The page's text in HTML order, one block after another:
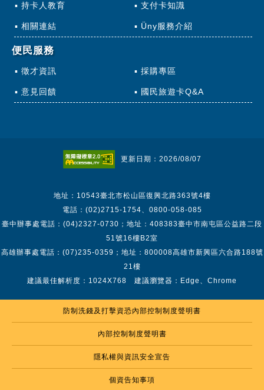
持卡人教育 支付卡知識
相關連結 Üny服務介紹
便民服務
徵才資訊 採購專區
意見回饋 國民旅遊卡Q&A
更新日期：2026/08/07
地址：10543臺北市松山區復興北路363號4樓
電話：(02)2715-1754、0800-058-085
臺中辦事處電話：(04)2327-0730；地址：408383臺中市南屯區公益路二段
51號16樓B2室
高雄辦事處電話：(07)235-0359；地址：800008高雄市新興區六合路188號
21樓
建議最佳解析度：1024X768 建議瀏覽器：Edge、Chrome
防制洗錢及打擊資恐內部控制制度聲明書
內部控制制度聲明書
隱私權與資訊安全宣告
個資告知事項